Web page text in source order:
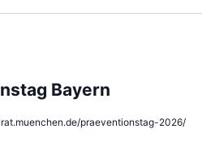
Bayern
praeventionstag-2026/